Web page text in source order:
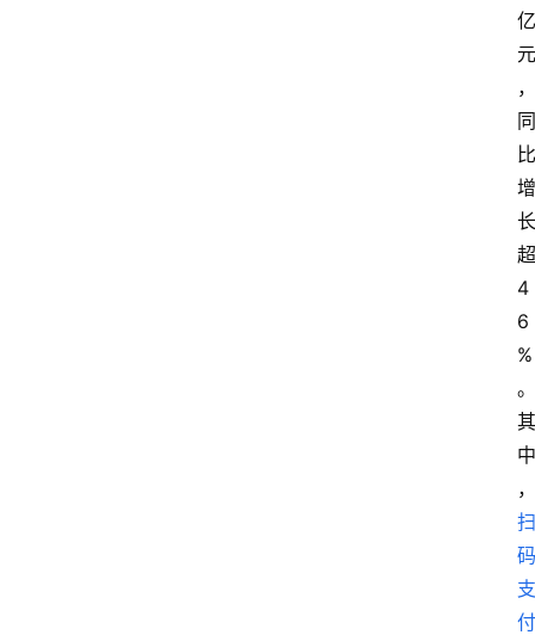
亿
元
，
同
比
增
长
超
4
6
%
。
其
中
，
扫
码
支
付